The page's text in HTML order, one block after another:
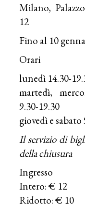
Milano,
12
Fino al 10
Orari
lunedì 14.30-
martedì,
9.30-19.30
giovedì e sabato
Il servizio di
della chiusura
Ingresso
Intero: € 12
Ridotto: € 10